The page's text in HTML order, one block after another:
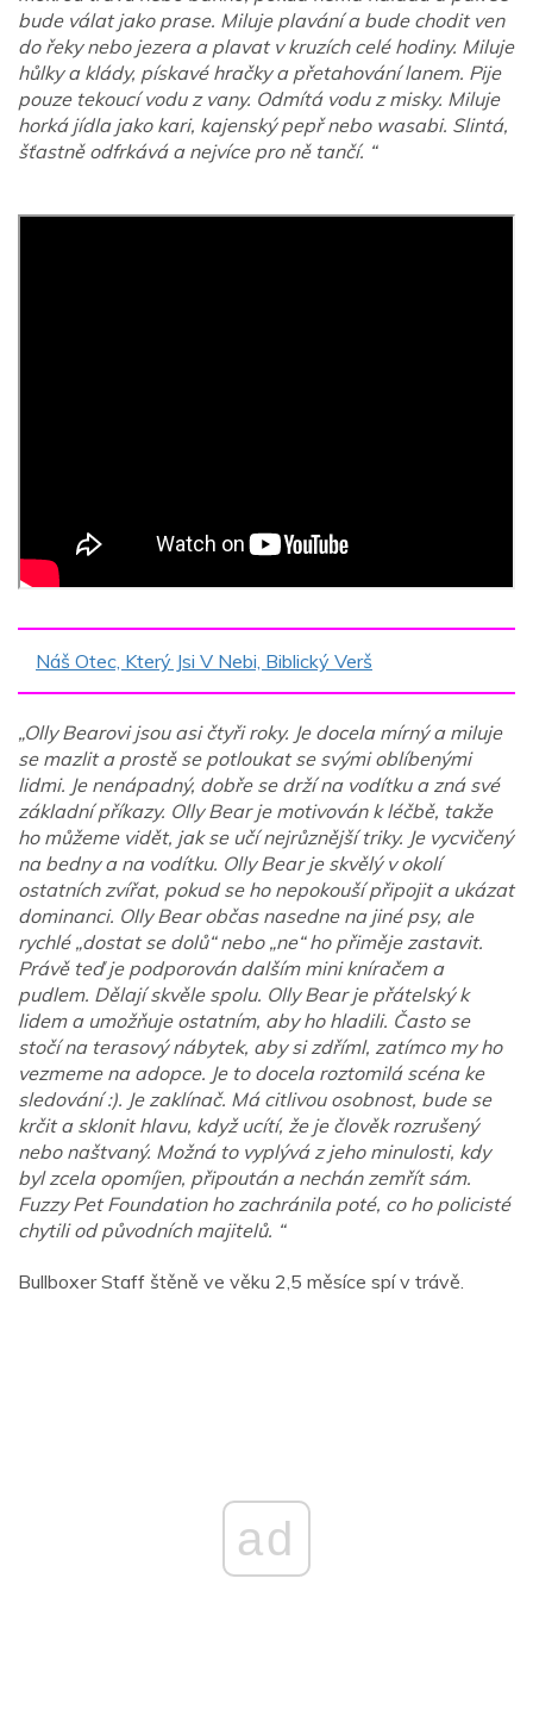
bude válat jako prase. Miluje plavání a bude chodit ven
do řeky nebo jezera a plavat v kruzích celé hodiny. Miluje
hůlky a klády, pískavé hračky a přetahování lanem. Pije
pouze tekoucí vodu z vany. Odmítá vodu z misky. Miluje
horká jídla jako kari, kajenský pepř nebo wasabi. Slintá,
šťastně odfrkává a nejvíce pro ně tančí. “
Náš Otec, Který Jsi V Nebi, Biblický Verš
„Olly Bearovi jsou asi čtyři roky. Je docela mírný a miluje
se mazlit a prostě se potloukat se svými oblíbenými
lidmi. Je nenápadný, dobře se drží na vodítku a zná své
základní příkazy. Olly Bear je motivován k léčbě, takže
ho můžeme vidět, jak se učí nejrůznější triky. Je vycvičený
na bedny a na vodítku. Olly Bear je skvělý v okolí
ostatních zvířat, pokud se ho nepokouší připojit a ukázat
dominanci. Olly Bear občas nasedne na jiné psy, ale
rychlé „dostat se dolů“ nebo „ne“ ho přiměje zastavit.
Právě teď je podporován dalším mini kníračem a
pudlem. Dělají skvěle spolu. Olly Bear je přátelský k
lidem a umožňuje ostatním, aby ho hladili. Často se
stočí na terasový nábytek, aby si zdříml, zatímco my ho
vezmeme na adopce. Je to docela roztomilá scéna ke
sledování :). Je zaklínač. Má citlivou osobnost, bude se
krčit a sklonit hlavu, když ucítí, že je člověk rozrušený
nebo naštvaný. Možná to vyplývá z jeho minulosti, kdy
byl zcela opomíjen, připoután a nechán zemřít sám.
Fuzzy Pet Foundation ho zachránila poté, co ho policisté
chytili od původních majitelů. “
Bullboxer Staff štěně ve věku 2,5 měsíce spí v trávě.
ad